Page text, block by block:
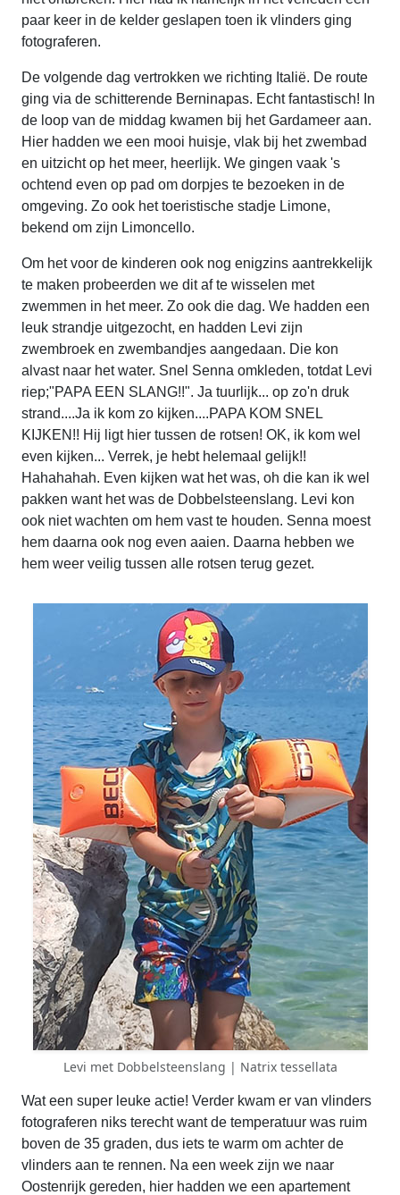
paar keer in de kelder geslapen toen ik vlinders ging
fotograferen.
De volgende dag vertrokken we richting Italië. De route
ging via de schitterende Berninapas. Echt fantastisch! In
de loop van de middag kwamen bij het Gardameer aan.
Hier hadden we een mooi huisje, vlak bij het zwembad
en uitzicht op het meer, heerlijk. We gingen vaak 's
ochtend even op pad om dorpjes te bezoeken in de
omgeving. Zo ook het toeristische stadje Limone,
bekend om zijn Limoncello.
Om het voor de kinderen ook nog enigzins aantrekkelijk
te maken probeerden we dit af te wisselen met
zwemmen in het meer. Zo ook die dag. We hadden een
leuk strandje uitgezocht, en hadden Levi zijn
zwembroek en zwembandjes aangedaan. Die kon
alvast naar het water. Snel Senna omkleden, totdat Levi
riep;"PAPA EEN SLANG!!". Ja tuurlijk... op zo'n druk
strand....Ja ik kom zo kijken....PAPA KOM SNEL
KIJKEN!! Hij ligt hier tussen de rotsen! OK, ik kom wel
even kijken... Verrek, je hebt helemaal gelijk!!
Hahahahah. Even kijken wat het was, oh die kan ik wel
pakken want het was de Dobbelsteenslang. Levi kon
ook niet wachten om hem vast te houden. Senna moest
hem daarna ook nog even aaien. Daarna hebben we
hem weer veilig tussen alle rotsen terug gezet.
Levi met Dobbelsteenslang | Natrix tessellata
Wat een super leuke actie! Verder kwam er van vlinders
fotograferen niks terecht want de temperatuur was ruim
boven de 35 graden, dus iets te warm om achter de
vlinders aan te rennen. Na een week zijn we naar
Oostenrijk gereden, hier hadden we een apartement